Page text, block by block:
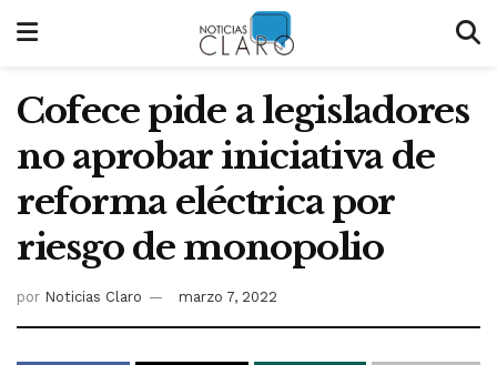
Cofece pide a legisladores
no aprobar iniciativa de
reforma eléctrica por
riesgo de monopolio
por Noticias Claro marzo 7, 2022